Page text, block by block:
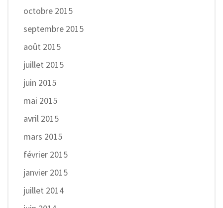
octobre 2015
septembre 2015
août 2015
juillet 2015
juin 2015
mai 2015
avril 2015
mars 2015
février 2015
janvier 2015
juillet 2014